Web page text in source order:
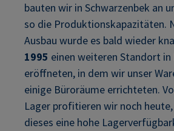
bauten wir in Schwarzenbek an
so die Produktionskapazitäten.
Ausbau wurde es bald wieder
1995 einen weiteren Standort in
eröffneten, in dem wir unser
einige Büroräume errichteten.
Lager profitieren wir noch
dieses eine hohe